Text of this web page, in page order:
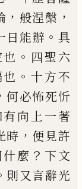
， 般涅槃 ，
日能辦 。 具
。 四聖六
。 十方不
何必怖死忻
向 上一著
時 ， 便見許
什麼 ？ 下文
則又言辭光